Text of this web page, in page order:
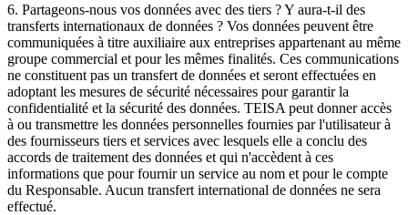
6. Partageons-nous vos données avec des tiers ? Y aura-t-il des
transferts internationaux de données ? Vos données peuvent être
communiquées à titre auxiliaire aux entreprises appartenant au même
groupe commercial et pour les mêmes finalités. Ces communications
ne constituent pas un transfert de données et seront effectuées en
adoptant les mesures de sécurité nécessaires pour garantir la
confidentialité et la sécurité des données. TEISA peut donner accès
à ou transmettre les données personnelles fournies par l'utilisateur à
des fournisseurs tiers et services avec lesquels elle a conclu des
accords de traitement des données et qui n'accèdent à ces
informations que pour fournir un service au nom et pour le compte
du Responsable. Aucun transfert international de données ne sera
effectué.